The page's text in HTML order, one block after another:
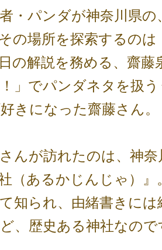
・パンダが神奈川県の
の場所を探索するのは
の解説を務める、齋藤
！」でパンダネタを扱
きになった齋藤さん。
んが訪れたのは、神奈
（あるかじんじゃ）』
知られ、由緒書きには
、歴史ある神社なので